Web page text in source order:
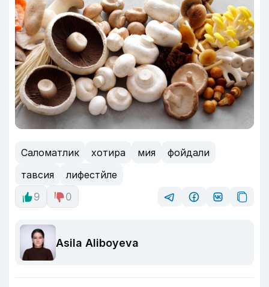
Саломатлик хотира мия
фойдали
тавсия
лифестйле
9
0
Asila Aliboyeva